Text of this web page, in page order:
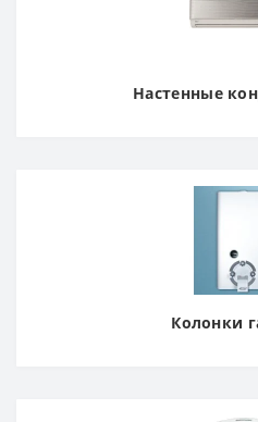
Настенные
Колонки